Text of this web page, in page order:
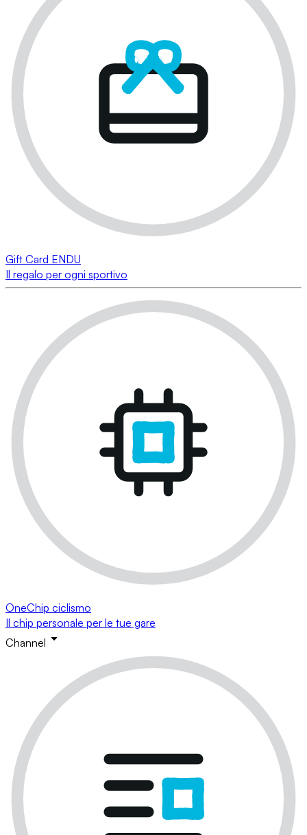
Gift Card ENDU
Il regalo per ogni sportivo
OneChip ciclismo
Il chip personale per le tue gare
Channel